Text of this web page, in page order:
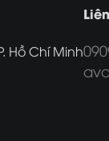
Hồ Chí Minh